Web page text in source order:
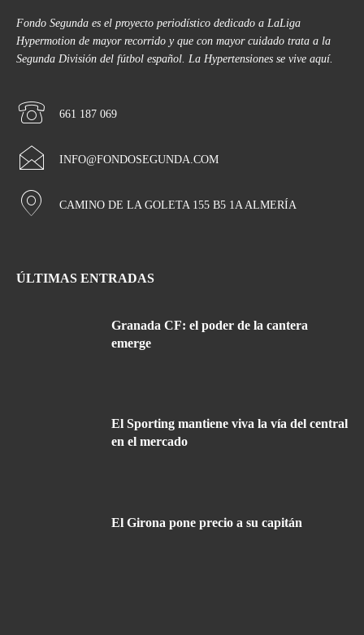
Fondo Segunda es el proyecto periodístico dedicado a LaLiga
Hypermotion de mayor recorrido y que con mayor cuidado trata a la
Segunda División del fútbol español. La Hypertensiones se vive aquí.
661 187 069
INFO@FONDOSEGUNDA.COM
CAMINO DE LA GOLETA 155 B5 1A ALMERÍA
ÚLTIMAS ENTRADAS
Granada CF: el poder de la cantera
emerge
El Sporting mantiene viva la vía del central
en el mercado
El Girona pone precio a su capitán